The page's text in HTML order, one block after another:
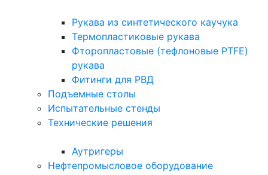
Рукава из синтетического каучука
Термопластиковые рукава
Фторопластовые (тефлоновые PTFE)
рукава
Фитинги для РВД
Подъемные столы
Испытательные стенды
Технические решения
Аутригеры
Нефтепромысловое оборудование